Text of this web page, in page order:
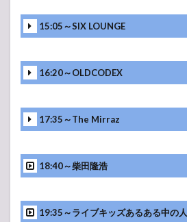
15:05～SIX LOUNGE
16:20～OLDCODEX
17:35～The Mirraz
18:40～柴田隆浩
19:35～ライブキッズあるある中の人